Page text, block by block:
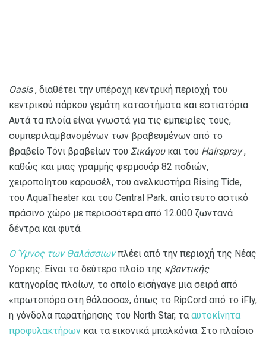
Oasis, διαθέτει την υπέροχη κεντρική περιοχή του
κεντρικού πάρκου γεμάτη καταστήματα και εστιατόρια.
Αυτά τα πλοία είναι γνωστά για τις εμπειρίες τους,
συμπεριλαμβανομένων των βραβευμένων από το
βραβείο Τόνι βραβείων του Σικάγουκαι του Hairspray,
καθώς και μιας γραμμής φερμουάρ 82 ποδιών,
χειροποίητου καρουσέλ, του ανελκυστήρα Rising Tide,
του AquaTheater και του Central Park. απίστευτο αστικό
πράσινο χώρο με περισσότερα από 12.000 ζωντανά
δέντρα και φυτά.
Ο Ύμνος των Θαλάσσιωνπλέει από την περιοχή της Νέας
Υόρκης. Είναι το δεύτερο πλοίο της κβαντικής
κατηγορίας πλοίων, το οποίο εισήγαγε μια σειρά από
«πρωτοπόρα στη θάλασσα», όπως το RipCord από το iFly,
η γόνδολα παρατήρησης του North Star, τα αυτοκίνητα
προφυλακτήρων και τα εικονικά μπαλκόνια. Στο πλαίσιο